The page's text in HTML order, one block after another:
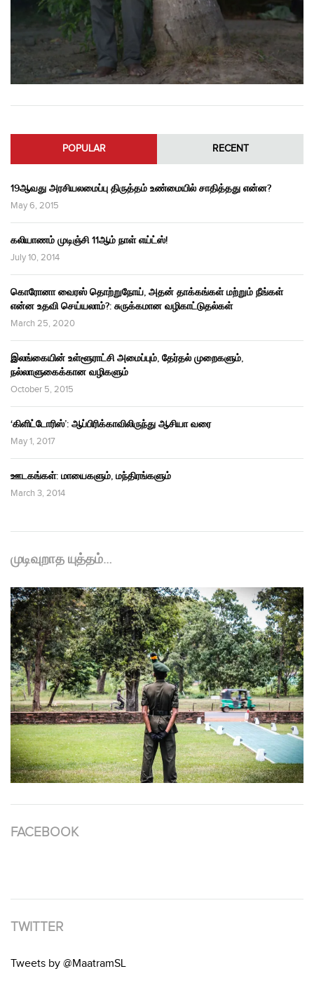
POPULAR RECENT
19ஆவது அரசியலமைப்பு திருத்தம் உண்மையில் சாதித்தது என்ன?
May 6, 2015
கலியாணம் முடிஞ்சி 11ஆம் நாள் எய்ட்ஸ்!
July 10, 2014
கொரோனா வைரஸ் தொற்றுநோய், அதன் தாக்கங்கள் மற்றும் நீங்கள்
என்ன உதவி செய்யலாம்?: சுருக்கமான வழிகாட்டுதல்கள்
March 25, 2020
இலங்கையின் உள்ளூராட்சி அமைப்பும், தேர்தல் முறைகளும்,
நல்லாளுகைக்கான வழிகளும்
October 5, 2015
‘கிளிட்டோரிஸ்’: ஆப்பிரிக்காவிலிருந்து ஆசியா வரை
May 1, 2017
ஊடகங்கள்: மாயைகளும், மந்திரங்களும்
March 3, 2014
முடிவுறாத யுத்தம்…
FACEBOOK
TWITTER
Tweets by @MaatramSL